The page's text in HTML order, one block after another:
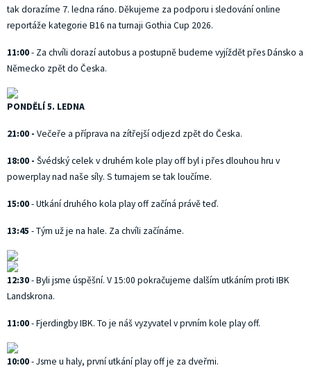
tak dorazíme 7. ledna ráno. Děkujeme za podporu i sledování online
reportáže kategorie B16 na turnaji Gothia Cup 2026.
11:00- Za chvíli dorazí autobus a postupně budeme vyjíždět přes Dánsko a
Německo zpět do Česka.
PONDĚLÍ 5. LEDNA
21:00 - Večeře a příprava na zítřejší odjezd zpět do Česka.
18:00 - Švédský celek v druhém kole play off byl i přes dlouhou hru v
powerplay nad naše síly. S turnajem se tak loučíme.
15:00- Utkání druhého kola play off začíná právě teď.
13:45 - Tým už je na hale. Za chvíli začínáme.
12:30- Byli jsme úspěšní. V 15:00 pokračujeme dalším utkáním proti IBK
Landskrona.
11:00- Fjerdingby IBK. To je náš vyzyvatel v prvním kole play off.
10:00- Jsme u haly, první utkání play off je za dveřmi.